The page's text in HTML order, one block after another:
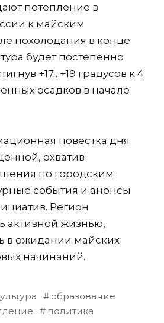
потепление в
к майским
похолодания в конце
будет постепенно
+17…+19 градусов к 4
осадков в начале
повестка дня
охватив
по городским
события и анонсы
Регион
активной жизнью,
в ожидании майских
начинаний.
образование
политика